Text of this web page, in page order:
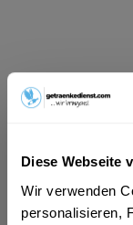
Diese Webseite
Wir verwenden
personalisieren,
ab 21,59 €
Vorrätig
MEHRWEG
+4,50 € Pfand